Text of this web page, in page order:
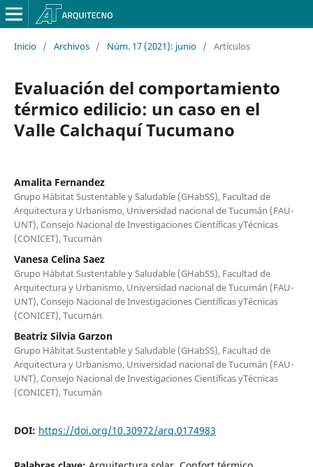
Inicio / Archivos / Núm. 17 (2021): junio / Artículos
Evaluación del comportamiento
térmico edilicio: un caso en el
Valle Calchaquí Tucumano
Amalita Fernandez
Grupo Hábitat Sustentable y Saludable (GHabSS), Facultad de
Arquitectura y Urbanismo, Universidad nacional de Tucumán (FAU-
UNT), Consejo Nacional de Investigaciones Científicas yTécnicas
(CONICET), Tucumán
Vanesa Celina Saez
Grupo Hábitat Sustentable y Saludable (GHabSS), Facultad de
Arquitectura y Urbanismo, Universidad nacional de Tucumán (FAU-
UNT), Consejo Nacional de Investigaciones Científicas yTécnicas
(CONICET), Tucumán
Beatriz Silvia Garzon
Grupo Hábitat Sustentable y Saludable (GHabSS), Facultad de
Arquitectura y Urbanismo, Universidad nacional de Tucumán (FAU-
UNT), Consejo Nacional de Investigaciones Científicas yTécnicas
(CONICET), Tucumán
DOI: https://doi.org/10.30972/arq.0174983